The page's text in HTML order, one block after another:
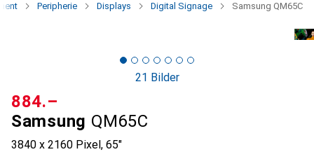
Peripherie Displays Digital Signage Samsung QM65C
21 Bilder
Samsung QM65C
3840 x 2160 Pixel, 65"
CHF
884.–